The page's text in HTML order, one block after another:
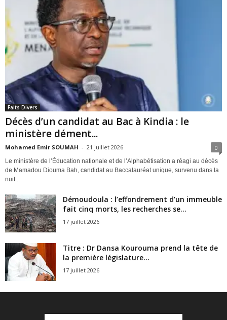
Faits Divers
Décès d’un candidat au Bac à Kindia : le
ministère dément...
Mohamed Emir SOUMAH - 21 juillet 2026 0
Le ministère de l’Éducation nationale et de l’Alphabétisation a réagi au décès
de Mamadou Diouma Bah, candidat au Baccalauréat unique, survenu dans la
nuit...
Démoudoula : l’effondrement d’un immeuble
fait cinq morts, les recherches se...
17 juillet 2026
Titre : Dr Dansa Kourouma prend la tête de
la première législature...
17 juillet 2026